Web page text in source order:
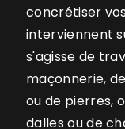
concrétiser
interviennent
s'agisse de
maçonnerie,
ou de pierres,
dalles ou de